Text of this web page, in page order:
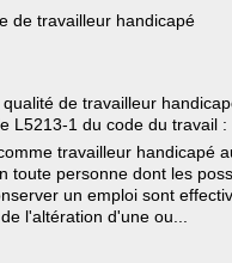
de travailleur handicapé
de travailleur
L5213-1 du code du travail :
travailleur handicapé
toute personne dont les
un emploi sont
l'altération d'une ou...